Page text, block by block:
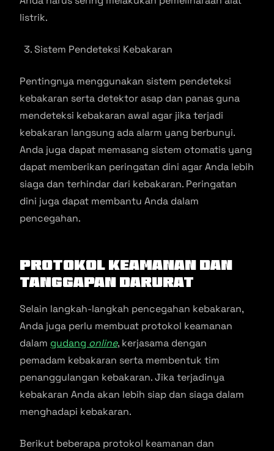
listrik.
Sistem Pendeteksi Kebakaran
Pentingnya menggunakan sistem pendeteksi
kebakaran serta detektor asap dan panas guna
mendeteksi kebakaran awal agar jika terjadi
kebakaran langsung ada alarm yang berbunyi.
Anda juga dapat memasang sistem otomatis yang
dapat memberikan peringatan dini agar Anda lebih
siaga dan terhindar dari kebakaran. Peringatan
dini juga dapat membantu Anda dalam
pencegahan.
Protokol Keamanan dan
Tanggapan Darurat
Selain langkah-langkah pencegahan kebakaran,
Anda juga perlu membuat protokol keamanan
dalam gudang online, kerjasama dengan
pemadam kebakaran serta membentuk tim
penanggulangan kebakaran. Jika terjadinya
kebakaran Anda akan lebih siap dan siaga dalam
menghadapi kebakaran.
Berikut beberapa protokol keamanan dan